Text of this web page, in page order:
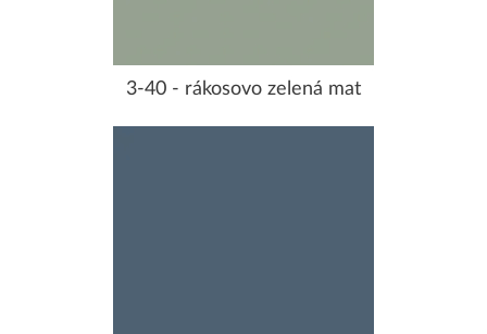
3-40 - rákosovo zelená mat